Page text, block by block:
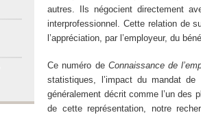
autres. Ils négocient directement
interprofessionnel. Cette relation de
l’appréciation, par l’employeur, du
Ce numéro de Connaissance de
statistiques, l’impact du mandat
généralement décrit comme l’un des
de cette représentation, notre